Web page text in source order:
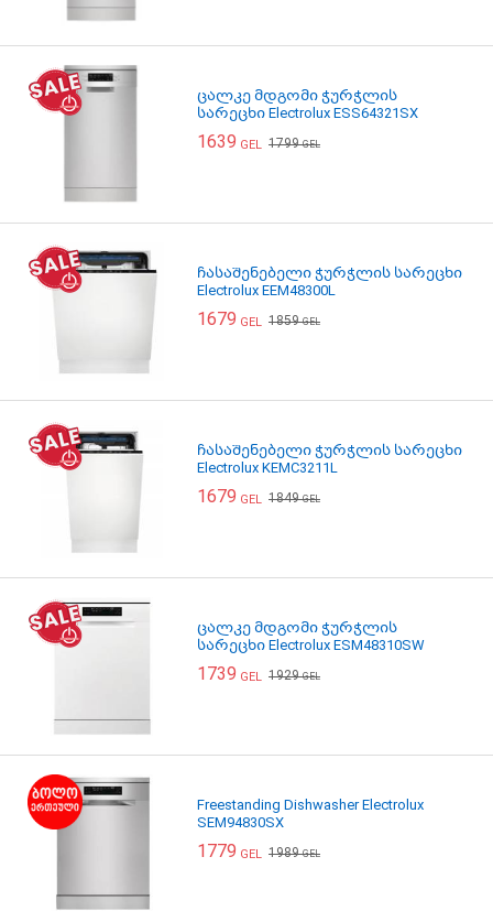
ცალკე მდგომი ჭურჭლის
სარეცხი Electrolux ESS64321SX
1639 GEL 1799GEL
ჩასაშენებელი ჭურჭლის სარეცხი
Electrolux EEM48300L
1679 GEL 1859GEL
ჩასაშენებელი ჭურჭლის სარეცხი
Electrolux KEMC3211L
1679 GEL 1849GEL
ცალკე მდგომი ჭურჭლის
სარეცხი Electrolux ESM48310SW
1739 GEL 1929GEL
Freestanding Dishwasher Electrolux
SEM94830SX
1779 GEL 1989GEL